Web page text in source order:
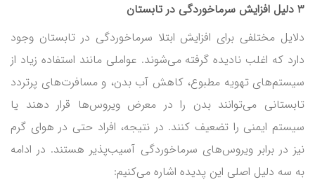
۳ دلیل افزایش سرماخوردگی در تابستان
دلایل مختلفی برای افزایش ابتلا سرماخوردگی در تابستان وجود
دارد که اغلب نادیده گرفته می‌شوند. عواملی مانند استفاده زیاد از
سیستم‌های تهویه مطبوع، کاهش آب بدن، و مسافرت‌های پرتردد
تابستانی می‌توانند بدن را در معرض ویروس‌ها قرار دهند یا
سیستم ایمنی را تضعیف کنند. در نتیجه، افراد حتی در هوای گرم
نیز در برابر ویروس‌های سرماخوردگی آسیب‌پذیر هستند. در ادامه
به سه دلیل اصلی این پدیده اشاره می‌کنیم: